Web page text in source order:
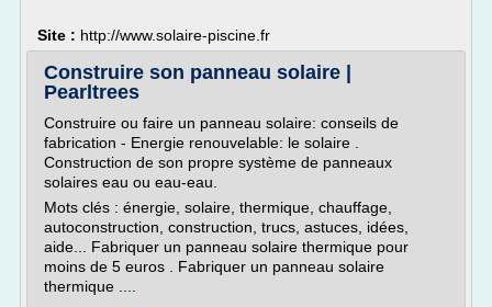
Site : http://www.solaire-piscine.fr
Construire son panneau solaire |
Pearltrees
Construire ou faire un panneau solaire: conseils de
fabrication - Energie renouvelable: le solaire .
Construction de son propre système de panneaux
solaires eau ou eau-eau.
Mots clés : énergie, solaire, thermique, chauffage,
autoconstruction, construction, trucs, astuces, idées,
aide... Fabriquer un panneau solaire thermique pour
moins de 5 euros . Fabriquer un panneau solaire
thermique ....